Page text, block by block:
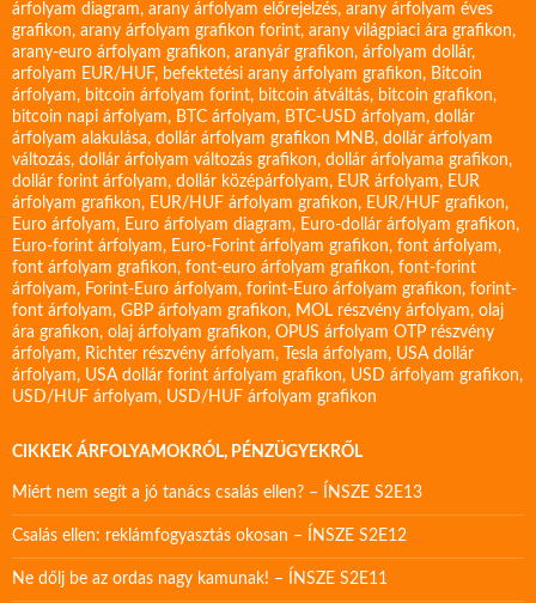
árfolyam diagram, arany árfolyam előrejelzés, arany árfolyam éves
grafikon, arany árfolyam grafikon forint, arany világpiaci ára grafikon,
arany-euro árfolyam grafikon, aranyár grafikon, árfolyam dollár,
arfolyam EUR/HUF, befektetési arany árfolyam grafikon, Bitcoin
árfolyam, bitcoin árfolyam forint, bitcoin átváltás, bitcoin grafikon,
bitcoin napi árfolyam, BTC árfolyam, BTC-USD árfolyam, dollár
árfolyam alakulása, dollár árfolyam grafikon MNB, dollár árfolyam
változás, dollár árfolyam változás grafikon, dollár árfolyama grafikon,
dollár forint árfolyam, dollár középárfolyam, EUR árfolyam, EUR
árfolyam grafikon, EUR/HUF árfolyam grafikon, EUR/HUF grafikon,
Euro árfolyam, Euro árfolyam diagram, Euro-dollár árfolyam grafikon,
Euro-forint árfolyam, Euro-Forint árfolyam grafikon, font árfolyam,
font árfolyam grafikon, font-euro árfolyam grafikon, font-forint
árfolyam, Forint-Euro árfolyam, forint-Euro árfolyam grafikon, forint-
font árfolyam, GBP árfolyam grafikon, MOL részvény árfolyam, olaj
ára grafikon, olaj árfolyam grafikon, OPUS árfolyam OTP részvény
árfolyam, Richter részvény árfolyam, Tesla árfolyam, USA dollár
árfolyam, USA dollár forint árfolyam grafikon, USD árfolyam grafikon,
USD/HUF árfolyam, USD/HUF árfolyam grafikon
CIKKEK ÁRFOLYAMOKRÓL, PÉNZÜGYEKRŐL
Miért nem segít a jó tanács csalás ellen? – ÍNSZE S2E13
Csalás ellen: reklámfogyasztás okosan – ÍNSZE S2E12
Ne dőlj be az ordas nagy kamunak! – ÍNSZE S2E11